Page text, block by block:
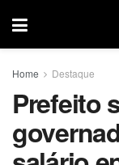
Home Destaque
Prefeito